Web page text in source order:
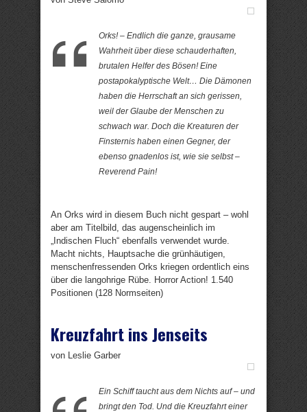
Orks! – Endlich die ganze, grausame
Wahrheit über diese schauderhaften,
brutalen Helfer des Bösen! Eine
postapokalyptische Welt… Die Dämonen
haben die Herrschaft an sich gerissen,
weil der Glaube der Menschen zu
schwach war. Doch die Kreaturen der
Finsternis haben einen Gegner, der
ebenso gnadenlos ist, wie sie selbst –
Reverend Pain!
An Orks wird in diesem Buch nicht gespart – wohl
aber am Titelbild, das augenscheinlich im
„Indischen Fluch“ ebenfalls verwendet wurde.
Macht nichts, Hauptsache die grünhäutigen,
menschenfressenden Orks kriegen ordentlich eins
über die langohrige Rübe. Horror Action! 1.540
Positionen (128 Normseiten)
Kreuzfahrt ins Jenseits
von Leslie Garber
Ein Schiff taucht aus dem Nichts auf – und
bringt den Tod. Und die Kreuzfahrt einer